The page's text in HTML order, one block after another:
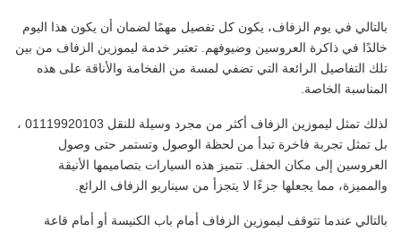
بالتالي في يوم الزفاف، يكون كل تفصيل مهمًا لضمان أن يكون هذا اليوم
خالدًا في ذاكرة العروسين وضيوفهم. تعتبر خدمة ليموزين الزفاف من بين
تلك التفاصيل الرائعة التي تضفي لمسة من الفخامة والأناقة على هذه
المناسبة الخاصة.
لذلك تمثل ليموزين الزفاف أكثر من مجرد وسيلة للنقل 01119920103 ،
بل تمثل تجربة فاخرة تبدأ من لحظة الوصول وتستمر حتى وصول
العروسين إلى مكان الحفل. تتميز هذه السيارات بتصاميمها الأنيقة
والمميزة، مما يجعلها جزءًا لا يتجزأ من سيناريو الزفاف الرائع.
بالتالي عندما تتوقف ليموزين الزفاف أمام باب الكنيسة أو أمام قاعة